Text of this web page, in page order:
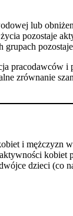
lub
pozostaje
zrównanie
i mężczyzn
dzieci (co